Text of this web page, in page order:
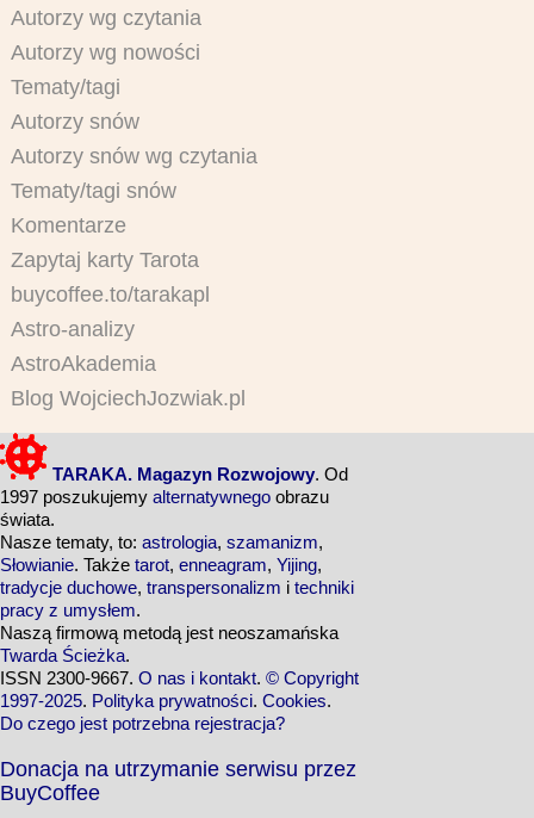
Autorzy wg czytania
Autorzy wg nowości
Tematy/tagi
Autorzy snów
Autorzy snów wg czytania
Tematy/tagi snów
Komentarze
Zapytaj karty Tarota
buycoffee.to/tarakapl
Astro-analizy
AstroAkademia
Blog WojciechJozwiak.pl
TARAKA. Magazyn Rozwojowy. Od
1997 poszukujemy alternatywnego obrazu
świata.
Nasze tematy, to: astrologia, szamanizm,
Słowianie. Także tarot, enneagram, Yijing,
tradycje duchowe, transpersonalizm i techniki
pracy z umysłem.
Naszą firmową metodą jest neoszamańska
Twarda Ścieżka.
ISSN 2300-9667. O nas i kontakt. © Copyright
1997-2025. Polityka prywatności. Cookies.
Do czego jest potrzebna rejestracja?
Donacja na utrzymanie serwisu przez
BuyCoffee